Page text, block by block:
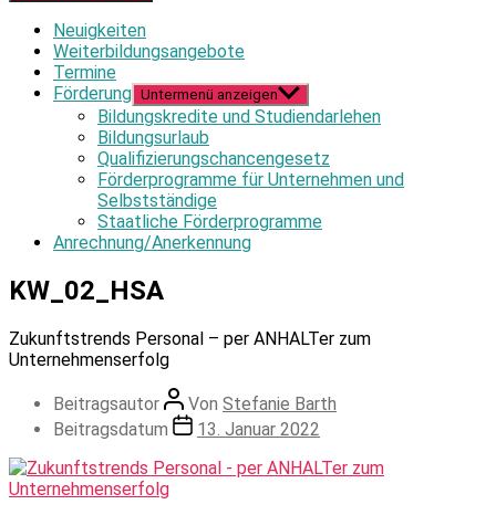
Neuigkeiten
Weiterbildungsangebote
Termine
Förderung Untermenü anzeigen
Bildungskredite und Studiendarlehen
Bildungsurlaub
Qualifizierungschancengesetz
Förderprogramme für Unternehmen und
Selbstständige
Staatliche Förderprogramme
Anrechnung/Anerkennung
KW_02_HSA
Zukunftstrends Personal – per ANHALTer zum
Unternehmenserfolg
Beitragsautor Von Stefanie Barth
Beitragsdatum
13. Januar 2022